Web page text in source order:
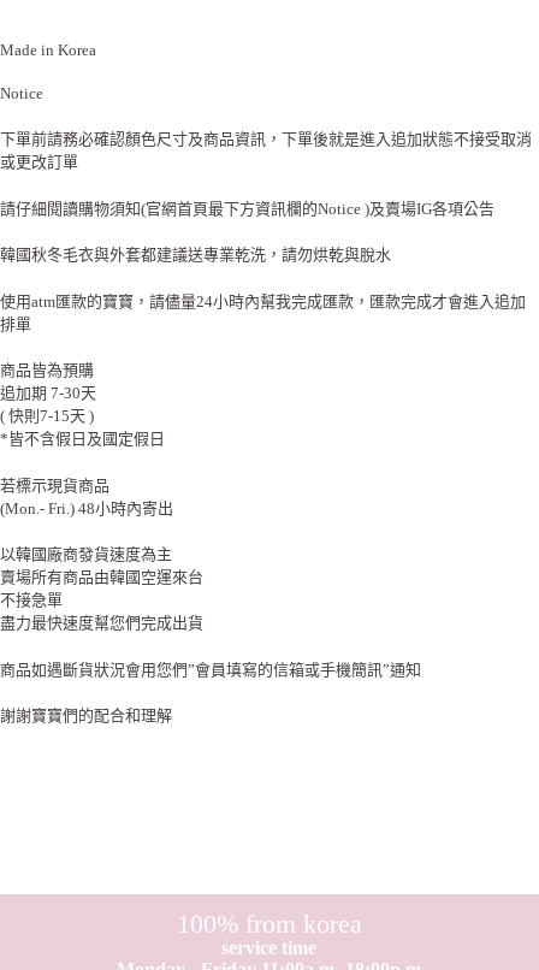
Made in Korea
Notice
下單前請務必確認顏色尺寸及商品資訊，下單後就是進入追加狀態不接受取消
或更改訂單
請仔細閱讀購物須知(官網首頁最下方資訊欄的Notice )及賣場IG各項公告
韓國秋冬毛衣與外套都建議送專業乾洗，請勿烘乾與脫水
使用atm匯款的寶寶，請儘量24小時內幫我完成匯款，匯款完成才會進入追加
排單
商品皆為預購
追加期 7-30天
( 快則7-15天 )
*皆不含假日及國定假日
若標示現貨商品
(Mon.- Fri.) 48小時內寄出
以韓國廠商發貨速度為主
賣場所有商品由韓國空運來台
不接急單
盡力最快速度幫您們完成出貨
商品如遇斷貨狀況會用您們”會員填寫的信箱或手機簡訊”通知
謝謝寶寶們的配合和理解
100% from korea
service time